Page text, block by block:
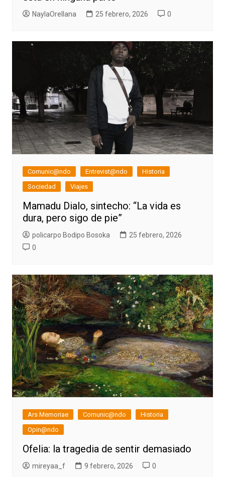
NaylaOrellana 25 febrero, 2026 0
Comunic@ndo Entrevist@ndo
Historia
Sociedad
Viajes
Mamadu Dialo, sintecho: “La vida es
dura, pero sigo de pie”
policarpo Bodipo Bosoka
25 febrero, 2026
0
Ars Memoriae Comunic@ndo
Historia
Opin@ndo
Ofelia: la tragedia de sentir demasiado
mireyaa_f 9 febrero, 2026 0